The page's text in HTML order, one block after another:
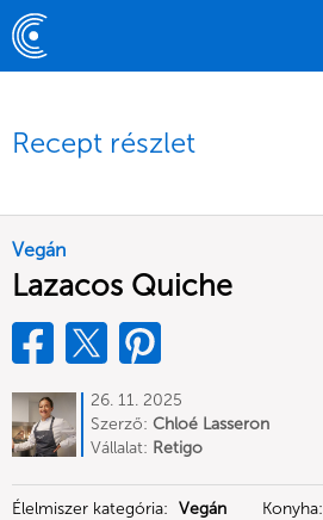
Recept részlet
Vegán
Lazacos Quiche
26. 11. 2025
Szerző: Chloé Lasseron
Vállalat: Retigo
Élelmiszer kategória: Vegán Konyha: